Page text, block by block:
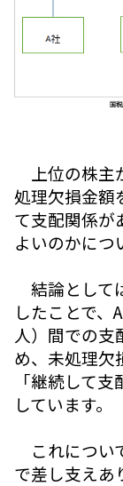
上位の株主
処理欠損金額
て支配関係が
よいのかにつ
結論として
したことで、
人）間での支
め、未処理欠
「継続して
しています。
これについ
で差し支えあ